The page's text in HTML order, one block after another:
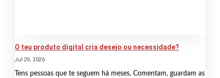
O teu produto digital cria desejo ou necessidade?
Jul 29, 2026
Tens pessoas que te seguem há meses. Comentam, guardam as